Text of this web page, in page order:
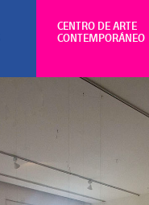
CENTRO DE ARTE
CONTEMPORÁNEO